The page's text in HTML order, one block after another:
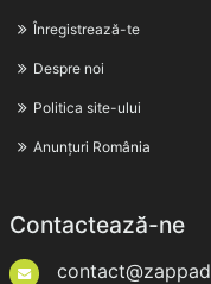
Înregistrează-te
Despre noi
Politica site-ului
Anunțuri România
Contactează-ne